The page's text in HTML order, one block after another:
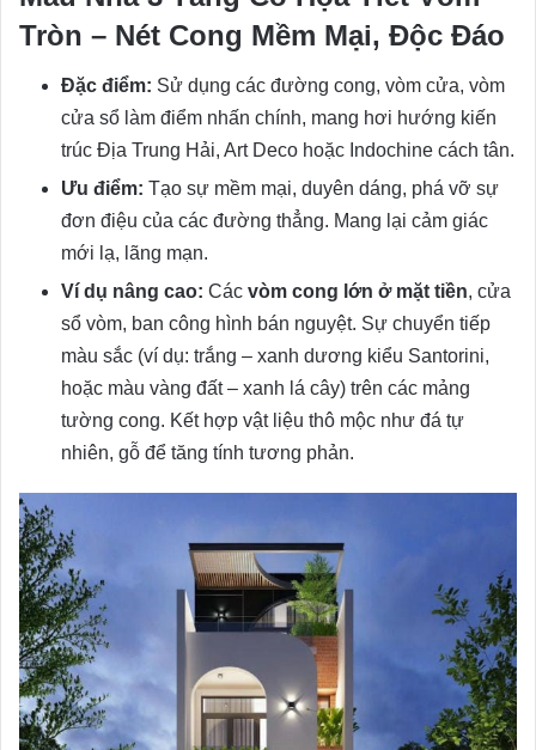
Tròn – Nét Cong Mềm Mại, Độc Đáo
Đặc điểm: Sử dụng các đường cong, vòm cửa, vòm
cửa sổ làm điểm nhấn chính, mang hơi hướng kiến
trúc Địa Trung Hải, Art Deco hoặc Indochine cách tân.
Ưu điểm: Tạo sự mềm mại, duyên dáng, phá vỡ sự
đơn điệu của các đường thẳng. Mang lại cảm giác
mới lạ, lãng mạn.
Ví dụ nâng cao: Các vòm cong lớn ở mặt tiền, cửa
sổ vòm, ban công hình bán nguyệt. Sự chuyển tiếp
màu sắc (ví dụ: trắng – xanh dương kiểu Santorini,
hoặc màu vàng đất – xanh lá cây) trên các mảng
tường cong. Kết hợp vật liệu thô mộc như đá tự
nhiên, gỗ để tăng tính tương phản.